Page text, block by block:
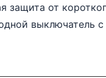
защита от
выключатель